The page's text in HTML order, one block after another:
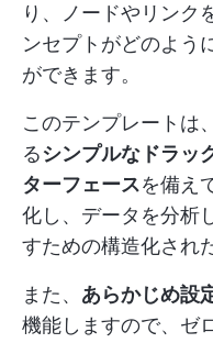
り、ノードやリンク
ンセプトがどのよう
ができます。
このテンプレートは
るシンプルなドラッ
ターフェースを備え
化し、データを分析
すための構造化され
また、 あらかじめ設
機能しますので、ゼ